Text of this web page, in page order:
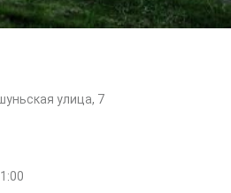
улица, 7